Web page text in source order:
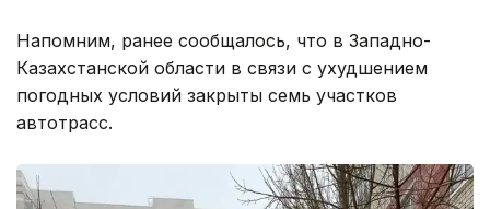
Напомним, ранее сообщалось, что в Западно-
Казахстанской области в связи с ухудшением
погодных условий закрыты семь участков
автотрасс.